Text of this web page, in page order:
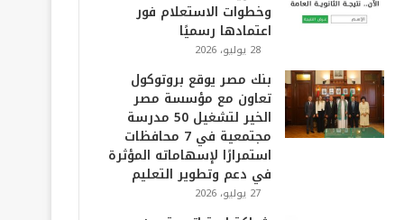
وخطوات الاستعلام فور
اعتمادها رسميًا
28 يوليو، 2026
بنك مصر يوقع بروتوكول
تعاون مع مؤسسة مصر
الخير لتشغيل 50 مدرسة
مجتمعية في 7 محافظات
استمرارًا لإسهاماته المؤثرة
في دعم وتطوير التعليم
27 يوليو، 2026